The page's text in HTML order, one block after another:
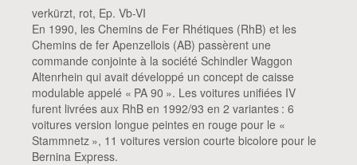
verkürzt, rot, Ep. Vb-VI
En 1990, les Chemins de Fer Rhétiques (RhB) et les
Chemins de fer Apenzellois (AB) passèrent une
commande conjointe à la société Schindler Waggon
Altenrhein qui avait développé un concept de caisse
modulable appelé « PA 90 ». Les voitures unifiées IV
furent livrées aux RhB en 1992/93 en 2 variantes : 6
voitures version longue peintes en rouge pour le «
Stammnetz », 11 voitures version courte bicolore pour le
Bernina Express.